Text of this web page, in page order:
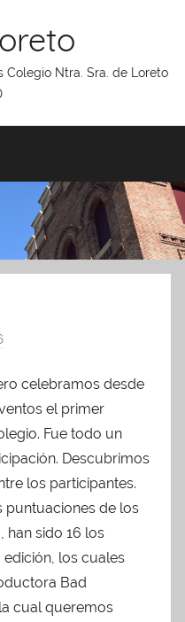
Colegio Ntra. Sra. de Loreto
r
A
d
m
i
A
celebramos desde
el primer
Fue todo un
Descubrimos
los participantes.
puntuaciones de los
sido 16 los
los cuales
Bad
cual queremos